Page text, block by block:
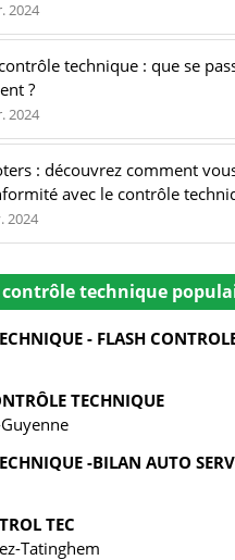
2024
technique : que se
?
2024
: découvrez comment
avec le contrôle
2024
contrôle technique
- FLASH
TECHNIQUE
-BILAN AUTO
TEC
Tatinghem